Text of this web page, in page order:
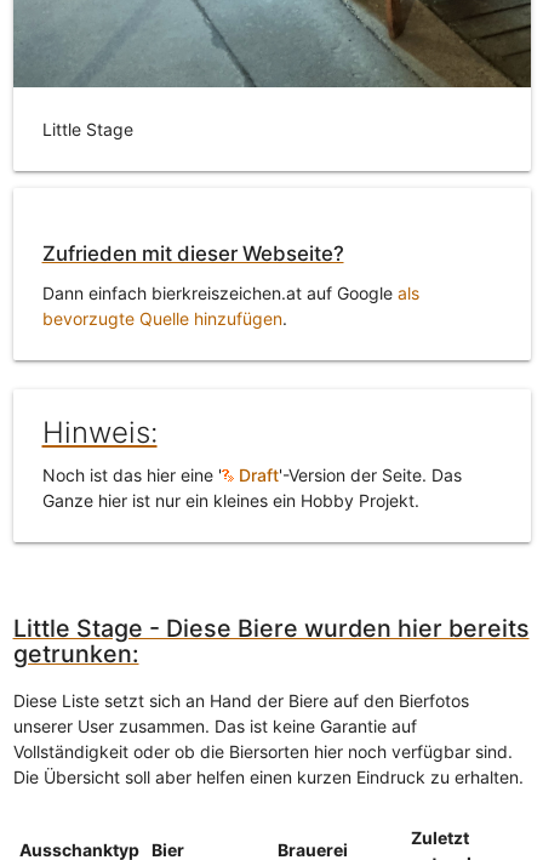
Little Stage
Zufrieden mit dieser Webseite?
Dann einfach bierkreiszeichen.at auf Google als
bevorzugte Quelle hinzufügen.
Hinweis:
Noch ist das hier eine ' Draft'-Version der Seite. Das
Ganze hier ist nur ein kleines ein Hobby Projekt.
Little Stage - Diese Biere wurden hier bereits
getrunken:
Diese Liste setzt sich an Hand der Biere auf den Bierfotos
unserer User zusammen. Das ist keine Garantie auf
Vollständigkeit oder ob die Biersorten hier noch verfügbar sind.
Die Übersicht soll aber helfen einen kurzen Eindruck zu erhalten.
Ausschanktyp Bier Brauerei
Zuletzt